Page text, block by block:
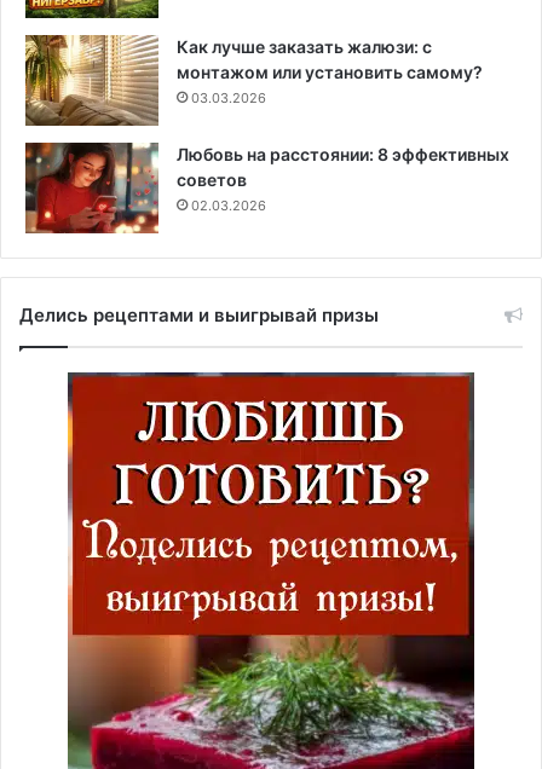
Как лучше заказать жалюзи: с
монтажом или установить самому?
03.03.2026
Любовь на расстоянии: 8 эффективных
советов
02.03.2026
Делись рецептами и выигрывай призы